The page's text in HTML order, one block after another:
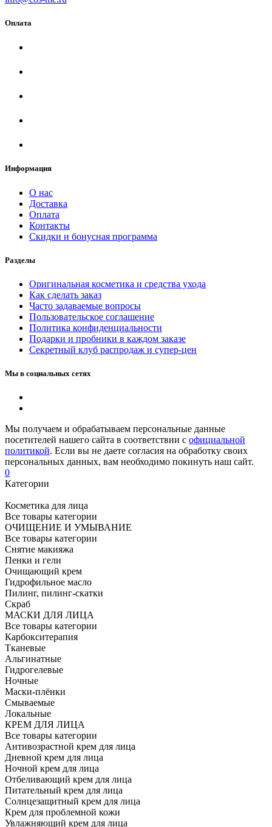
Оплата
Информация
О нас
Доставка
Оплата
Контакты
Скидки и бонусная программа
Разделы
Оригинальная косметика и средства ухода
Как сделать заказ
Часто задаваемые вопросы
Пользовательское соглашение
Политика конфиденциальности
Подарки и пробники в каждом заказе
Секретный клуб распродаж и супер-цен
Мы в социальных сетях
Мы получаем и обрабатываем персональные данные
посетителей нашего сайта в соответствии с официальной
политикой. Если вы не даете согласия на обработку своих
персональных данных, вам необходимо покинуть наш сайт.
0
Категории
Косметика для лица
Все товары категории
ОЧИЩЕНИЕ И УМЫВАНИЕ
Все товары категории
Снятие макияжа
Пенки и гели
Очищающий крем
Гидрофильное масло
Пилинг, пилинг-скатки
Скраб
МАСКИ ДЛЯ ЛИЦА
Все товары категории
Карбокситерапия
Тканевые
Альгинатные
Гидрогелевые
Ночные
Маски-плёнки
Смываемые
Локальные
КРЕМ ДЛЯ ЛИЦА
Все товары категории
Антивозрастной крем для лица
Дневной крем для лица
Ночной крем для лица
Отбеливающий крем для лица
Питательный крем для лица
Солнцезащитный крем для лица
Крем для проблемной кожи
Увлажняющий крем для лица